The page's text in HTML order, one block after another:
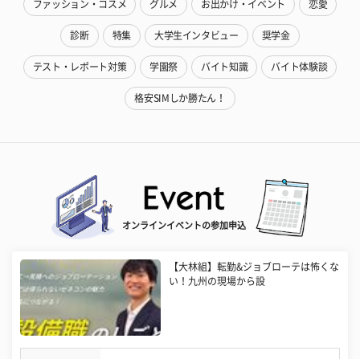
ファッション・コスメ グルメ お出かけ・イベント 恋愛
診断 特集 大学生インタビュー 奨学金
テスト・レポート対策 学園祭 バイト知識 バイト体験談
格安SIMしか勝たん！
オンラインイベントの参加申込
【大林組】転勤&ジョブローテは怖くな
い！九州の現場から設